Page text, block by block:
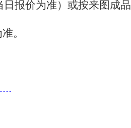
报价为准）或按来图成品
。